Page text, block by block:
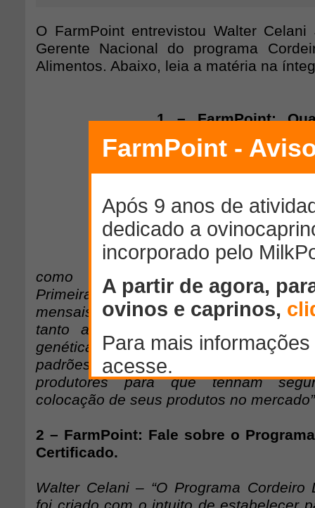
O FarmPoint entrevistou Walter
Gerente Nacional do programa
Alimentos. Abaixo, leia a matéria na
1 – FarmPoint:
diferencial da VPJ
ovinos?
diferenciais no
em posição de
qualidade tanto
cordeiros cruza
como em bovinos nos
Primeiramente orientamos o produtor
mensais para que possam manter um
tanto a indústria quanto o
genética Dorper e White Dorper
padrões por nós sugeridos e
produtores para que tenham
colocação de seus produtos no
2 – FarmPoint: Fale sobre o
Certificado.
Walter Celani – “O Programa Cordeiro